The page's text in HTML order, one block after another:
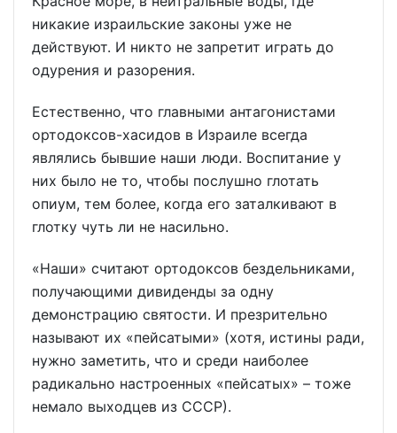
никакие израильские законы уже не
действуют. И никто не запретит играть до
одурения и разорения.
Естественно, что главными антагонистами
ортодоксов-хасидов в Израиле всегда
являлись бывшие наши люди. Воспитание у
них было не то, чтобы послушно глотать
опиум, тем более, когда его заталкивают в
глотку чуть ли не насильно.
«Наши» считают ортодоксов бездельниками,
получающими дивиденды за одну
демонстрацию святости. И презрительно
называют их «пейсатыми» (хотя, истины ради,
нужно заметить, что и среди наиболее
радикально настроенных «пейсатых» ­– тоже
немало выходцев из СССР).